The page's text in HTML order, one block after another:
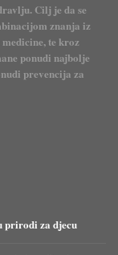
Cilj je da se
znanja iz
te kroz
ponudi najbolje
prevencija za
prirodi za djecu